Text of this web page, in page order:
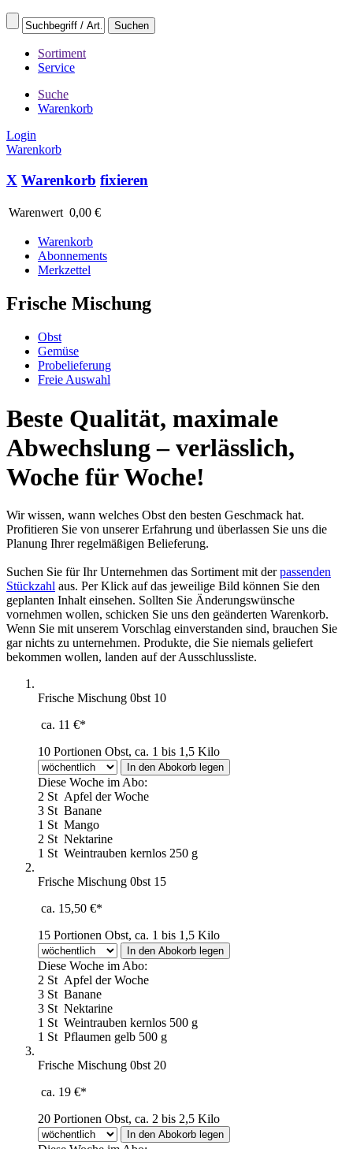
Sortiment
Service
Suche
Warenkorb
Login
Warenkorb
X Warenkorb fixieren
Warenwert 0,00 €
Warenkorb
Abonnements
Merkzettel
Frische Mischung
Obst
Gemüse
Probelieferung
Freie Auswahl
Beste Qualität, maximale
Abwechslung – verlässlich,
Woche für Woche!
Wir wissen, wann welches Obst den besten Geschmack hat.
Profitieren Sie von unserer Erfahrung und überlassen Sie uns die
Planung Ihrer regelmäßigen Belieferung.
Suchen Sie für Ihr Unternehmen das Sortiment mit derpassenden
Stückzahl aus. Per Klick auf das jeweilige Bild können Sie den
geplanten Inhalt einsehen. Sollten Sie Änderungswünsche
vornehmen wollen, schicken Sie uns den geänderten Warenkorb.
Wenn Sie mit unserem Vorschlag einverstanden sind, brauchen Sie
gar nichts zu unternehmen. Produkte, die Sie niemals geliefert
bekommen wollen, landen auf der Ausschlussliste.
Frische Mischung 0bst 10
ca. 11 €*
10 Portionen Obst, ca. 1 bis 1,5 Kilo
Diese Woche im Abo:
2 St Apfel der Woche
3 St Banane
1 St Mango
2 St Nektarine
1 St Weintrauben kernlos 250 g
Frische Mischung 0bst 15
ca. 15,50 €*
15 Portionen Obst, ca. 1 bis 1,5 Kilo
Diese Woche im Abo:
2 St Apfel der Woche
3 St Banane
3 St Nektarine
1 St Weintrauben kernlos 500 g
1 St Pflaumen gelb 500 g
Frische Mischung 0bst 20
ca. 19 €*
20 Portionen Obst, ca. 2 bis 2,5 Kilo